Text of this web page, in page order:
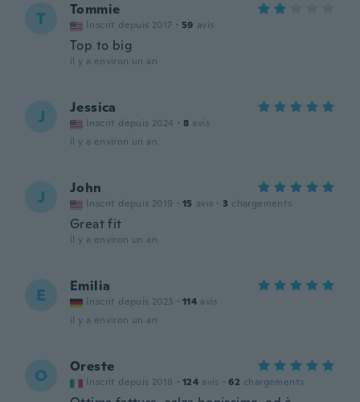
T Tommie
Inscrit depuis 2017 · 59 avis
Top to big
il y a environ un an
J Jessica
Inscrit depuis 2024 · 8 avis
il y a environ un an
J John
Inscrit depuis 2019 · 15 avis · 3 chargements
Great fit
il y a environ un an
E Emilia
Inscrit depuis 2023 · 114 avis
il y a environ un an
O Oreste
Inscrit depuis 2018 · 124 avis · 62 chargements